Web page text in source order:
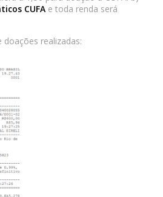
CUFA e toda renda será
realizadas: